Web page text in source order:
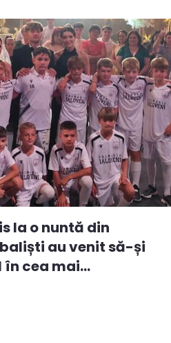
la o nuntă din
au venit să-și
cea mai